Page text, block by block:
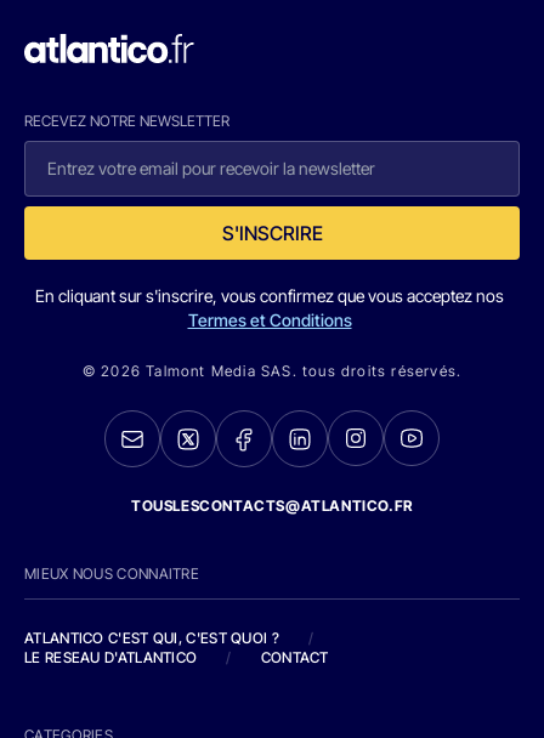
RECEVEZ NOTRE NEWSLETTER
S'INSCRIRE
En cliquant sur s'inscrire, vous confirmez que vous acceptez nos
Termes et Conditions
© 2026 Talmont Media SAS. tous droits réservés.
TOUSLESCONTACTS@ATLANTICO.FR
MIEUX NOUS CONNAITRE
ATLANTICO C'EST QUI, C'EST QUOI ?
/
LE RESEAU D'ATLANTICO
/ CONTACT